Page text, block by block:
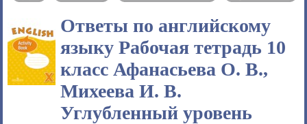
Ответы по английскому
языку Рабочая тетрадь 10
класс Афанасьева О. В.,
Михеева И. В.
Углубленный уровень